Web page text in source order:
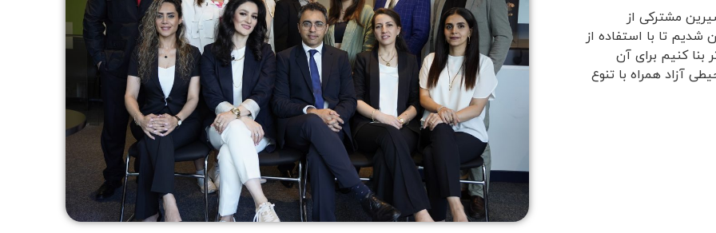
مشترکی از
شدیم تا با استفاده از
کنیم برای آن
آزاد همراه با تنوع